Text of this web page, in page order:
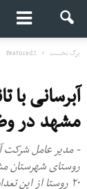
برگ نخست Featured2
مشهد در
روستای شهرستان
۲۰ روستا از این تعداد به صورت تانکری آبرسانی می‌شوند.